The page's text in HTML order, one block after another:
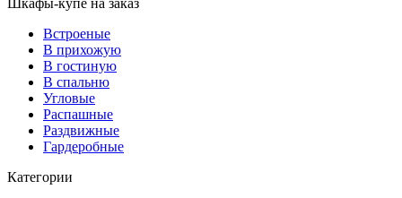
Встроеные
В прихожую
В гостиную
В спальню
Угловые
Распашные
Раздвижные
Гардеробные
Категории